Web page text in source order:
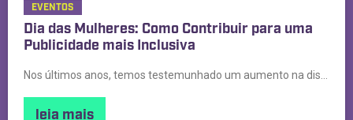
EVENTOS
Dia das Mulheres: Como Contribuir para uma
Publicidade mais Inclusiva
leia mais